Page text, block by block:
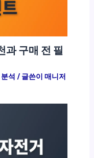
과 구매 전 필
석 / 글쓴이 매니저